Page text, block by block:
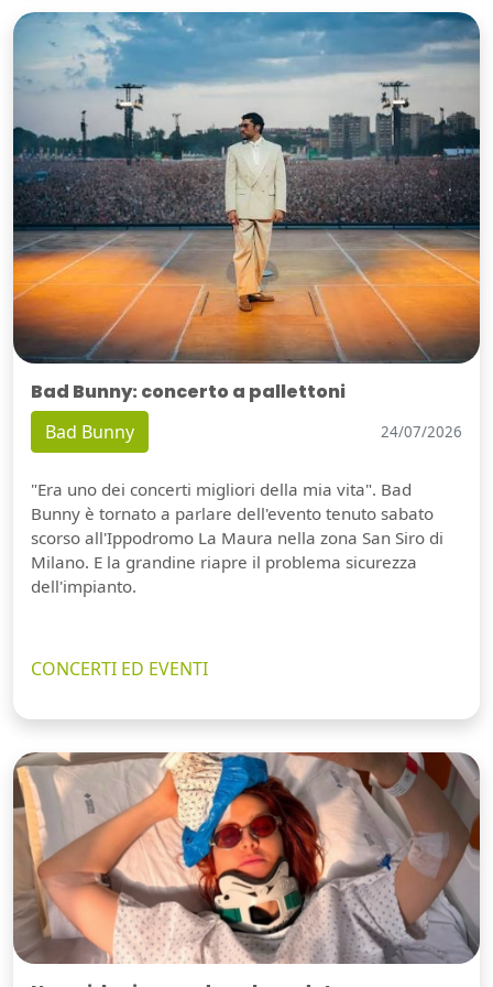
Bad Bunny: concerto a pallettoni
Bad Bunny 24/07/2026
"Era uno dei concerti migliori della mia vita". Bad
Bunny è tornato a parlare dell'evento tenuto sabato
scorso all'Ippodromo La Maura nella zona San Siro di
Milano. E la grandine riapre il problema sicurezza
dell'impianto.
CONCERTI ED EVENTI